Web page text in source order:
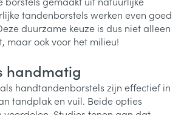
tandenborstels werken even goed
duurzame keuze is dus niet alleen
maar ook voor het milieu!
handmatig
handtandenborstels zijn effectief in
tandplak en vuil. Beide opties